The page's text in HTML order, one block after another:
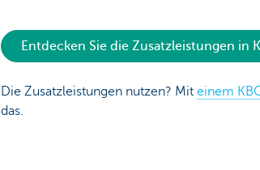
Entdecken Sie die Zusatzleistungen in
Die Zusatzleistungen nutzen? Mit einem
das.